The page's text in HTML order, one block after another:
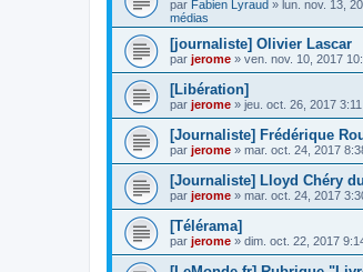
par Fabien Lyraud » lun. nov. 13,
médias
[journaliste] Olivier Lascar
par jerome » ven. nov. 10, 2017
[Libération]
par jerome » jeu. oct. 26, 2017
[Journaliste] Frédérique
par jerome » mar. oct. 24, 2017
[Journaliste] Lloyd Chéry
par jerome » mar. oct. 24, 2017
[Télérama]
par jerome » dim. oct. 22, 2017